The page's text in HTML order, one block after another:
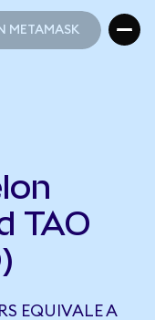
METAMASK
TAO
EQUIVALE A